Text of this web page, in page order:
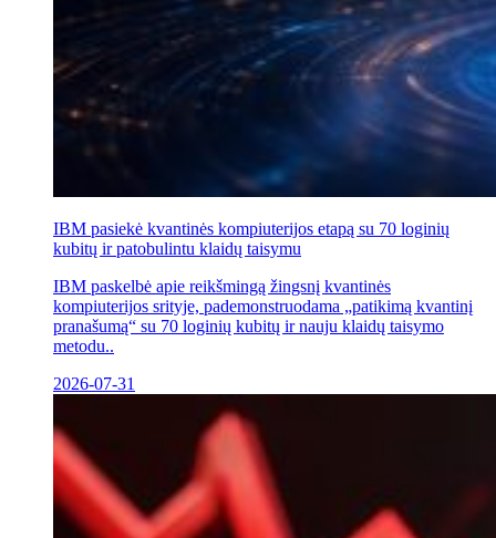
IBM pasiekė kvantinės kompiuterijos etapą su 70 loginių
kubitų ir patobulintu klaidų taisymu
IBM paskelbė apie reikšmingą žingsnį kvantinės
kompiuterijos srityje, pademonstruodama „patikimą kvantinį
pranašumą“ su 70 loginių kubitų ir nauju klaidų taisymo
metodu..
2026-07-31